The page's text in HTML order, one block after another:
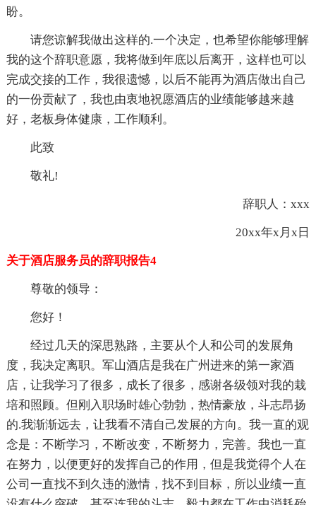
盼。
请您谅解我做出这样的.一个决定，也希望你能够理解
我的这个辞职意愿，我将做到年底以后离开，这样也可以
完成交接的工作，我很遗憾，以后不能再为酒店做出自己
的一份贡献了，我也由衷地祝愿酒店的业绩能够越来越
好，老板身体健康，工作顺利。
此致
敬礼!
辞职人：xxx
20xx年x月x日
关于酒店服务员的辞职报告4
尊敬的领导：
您好！
经过几天的深思熟路，主要从个人和公司的发展角
度，我决定离职。军山酒店是我在广州进来的第一家酒
店，让我学习了很多，成长了很多，感谢各级领对我的栽
培和照顾。但刚入职场时雄心勃勃，热情豪放，斗志昂扬
的.我渐渐远去，让我看不清自己发展的方向。我一直的观
念是：不断学习，不断改变，不断努力，完善。我也一直
在努力，以便更好的发挥自己的作用，但是我觉得个人在
公司一直找不到久违的激情，找不到目标，所以业绩一直